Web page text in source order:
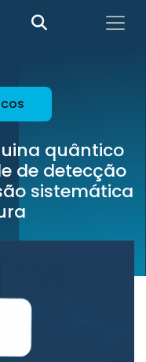
quântico
de detecção
sistemática